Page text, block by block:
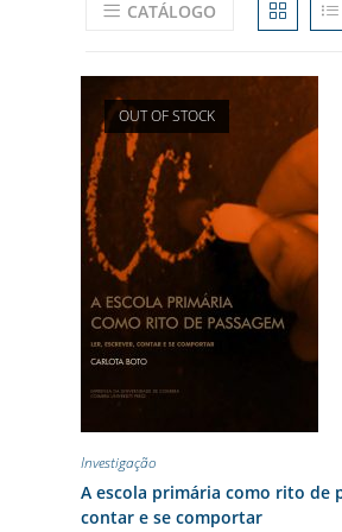
CATÁLOGO
OUT OF STOCK
Investigação
A escola primária como rito de
contar e se comportar